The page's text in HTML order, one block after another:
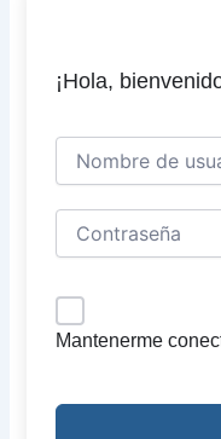
¡Hola,
Mantenerme